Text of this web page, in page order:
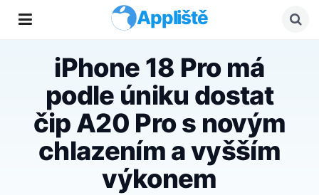
Appliště
iPhone 18 Pro má
podle úniku dostat
čip A20 Pro s novým
chlazením a vyšším
výkonem